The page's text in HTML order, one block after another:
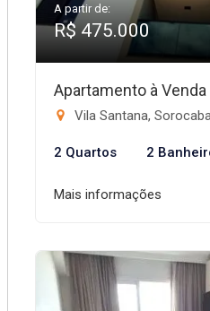
A partir de:
R$ 475.000
Apartamento à
Vila Santana,
2 Quartos 2
Mais informações